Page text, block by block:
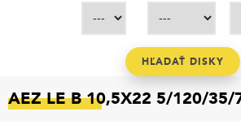
AEZ LE B 10,5X22 5/120/35/